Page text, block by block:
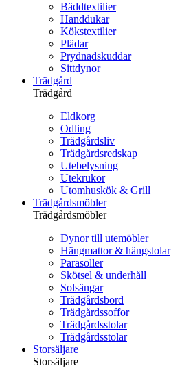
Bäddtextilier
Handdukar
Kökstextilier
Plädar
Prydnadskuddar
Sittdynor
Trädgård
Trädgård
Eldkorg
Odling
Trädgårdsliv
Trädgårdsredskap
Utebelysning
Utekrukor
Utomhuskök & Grill
Trädgårdsmöbler
Trädgårdsmöbler
Dynor till utemöbler
Hängmattor & hängstolar
Parasoller
Skötsel & underhåll
Solsängar
Trädgårdsbord
Trädgårdssoffor
Trädgårdsstolar
Trädgårdsstolar
Storsäljare
Storsäljare